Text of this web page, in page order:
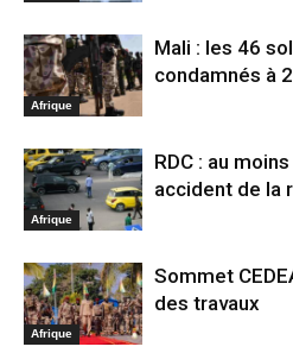
Afrique
Mali : les 46
condamnés à
Afrique
RDC : au
accident de la
Afrique
Sommet
des travaux